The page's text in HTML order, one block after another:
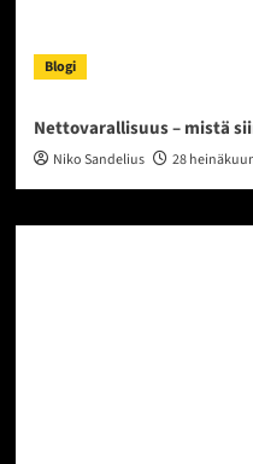
Blogi
Nettovarallisuus – mistä
Niko Sandelius 28